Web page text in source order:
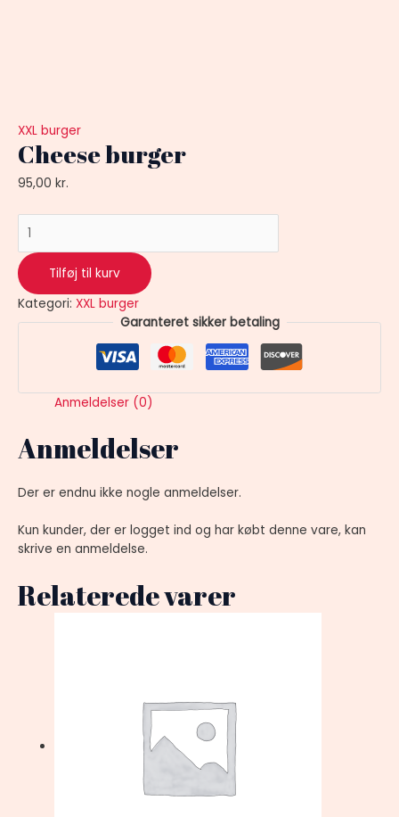
XXL burger
Cheese burger
95,00 kr.
Tilføj til kurv
Kategori: XXL burger
Garanteret sikker betaling
Anmeldelser (0)
Anmeldelser
Der er endnu ikke nogle anmeldelser.
Kun kunder, der er logget ind og har købt denne vare, kan
skrive en anmeldelse.
Relaterede varer